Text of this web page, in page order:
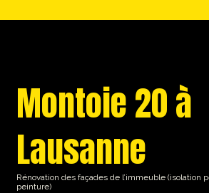
Montoie 20 à
Lausanne
Rénovation des façades de l’immeuble (isolation
peinture)